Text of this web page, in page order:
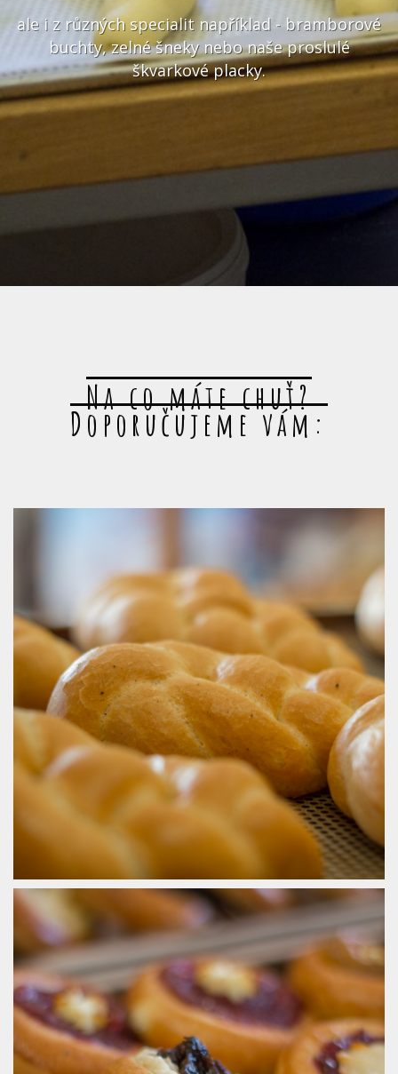
ale i z různých specialit například - bramborové
buchty, zelné šneky nebo naše proslulé
škvarkové placky.
Na co máte chuť?
Doporučujeme vám: